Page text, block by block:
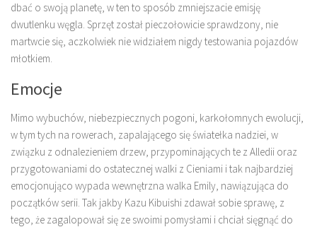
dbać o swoją planetę, w ten to sposób zmniejszacie emisję
dwutlenku węgla. Sprzęt został pieczołowicie sprawdzony, nie
martwcie się, aczkolwiek nie widziałem nigdy testowania pojazdów
młotkiem.
Emocje
Mimo wybuchów, niebezpiecznych pogoni, karkołomnych ewolucji,
w tym tych na rowerach, zapalającego się światełka nadziei, w
związku z odnalezieniem drzew, przypominających te z Alledii oraz
przygotowaniami do ostatecznej walki z Cieniami i tak najbardziej
emocjonująco wypada wewnętrzna walka Emily, nawiązująca do
początków serii. Tak jakby Kazu Kibuishi zdawał sobie sprawę, z
tego, że zagalopował się ze swoimi pomysłami i chciał sięgnąć do